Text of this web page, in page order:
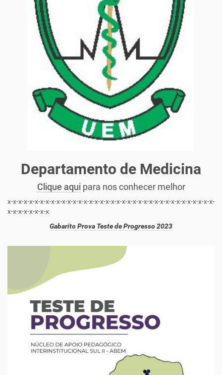
Departamento de Medicina
Clique aqui para nos conhecer melhor
x-x-x-x-x-x-x-x-x-x-x-x-x-x-x-x-x-x-x-x-x-x-x-x-x-x-x-x-x-x-x-x-x-x-x-x-x-x-
x-x-x-x-x-x-x-x
Gabarito Prova Teste de Progresso 2023